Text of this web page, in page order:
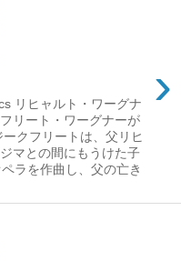
›
リヒャルト・ワーグナ
リート・ワーグナーが
クフリートは、父リヒ
マとの間にもうけた子
ラを作曲し、父の亡き